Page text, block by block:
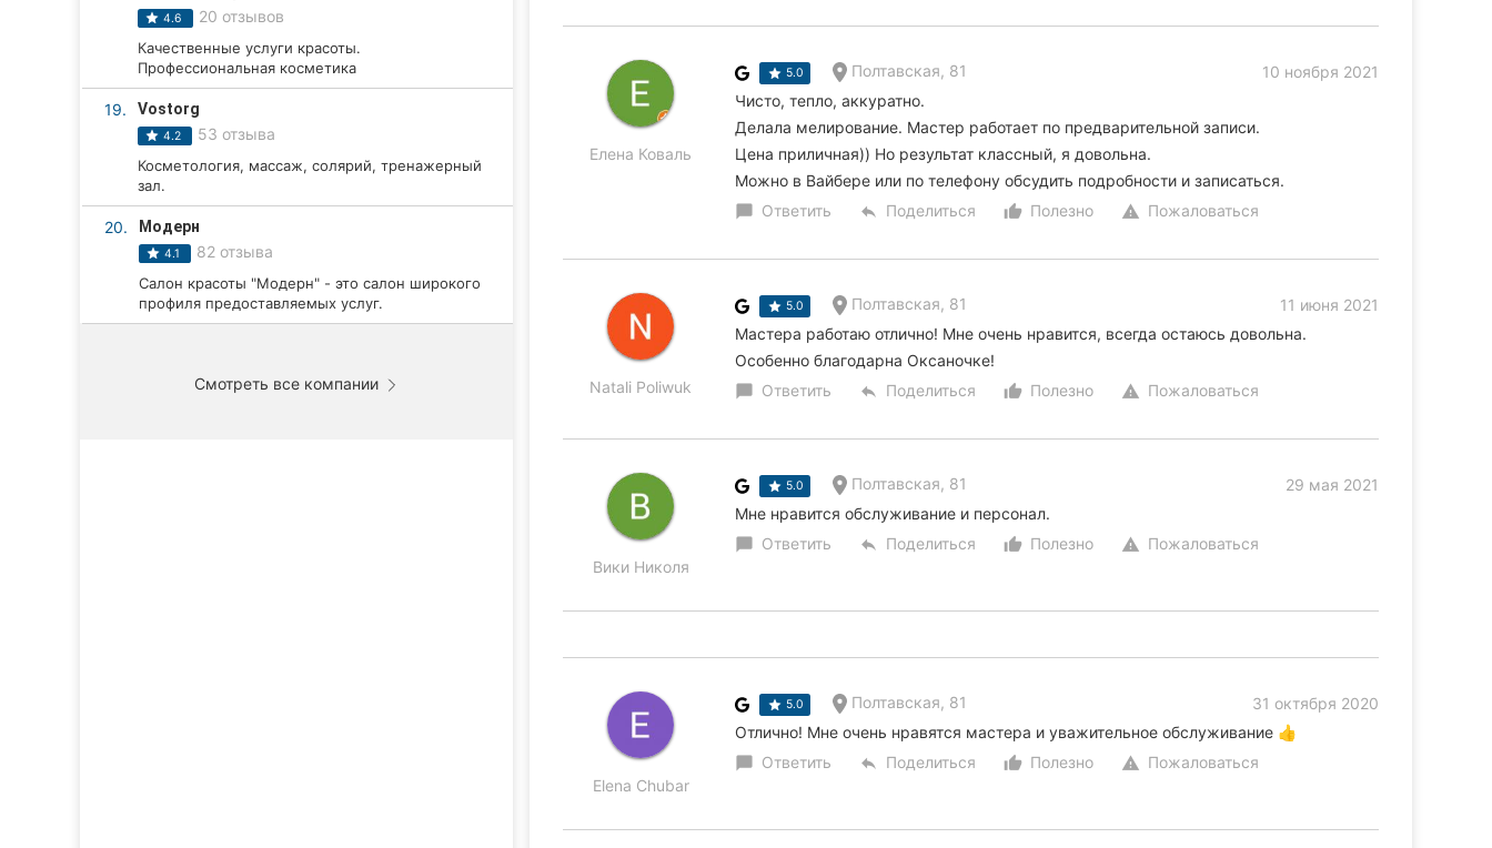
4.6 20 отзывов
Качественные услуги красоты.
Профессиональная косметика
19. Vostorg
4.2 53 отзыва
Косметология, массаж, солярий, тренажерный
зал.
20. Модерн
4.1 82 отзыва
Салон красоты "Модерн" - это салон широкого
профиля предоставляемых услуг.
Смотреть все компании
Елена Коваль
5.0 Полтавская, 81
10 ноября 2021
Чисто, тепло, аккуратно.
Делала мелирование. Мастер работает по предварительной записи.
Цена приличная)) Но результат классный, я довольна.
Можно в Вайбере или по телефону обсудить подробности и записаться.
chat_bubble Ответить reply Поделиться thumb_up_alt
Полезно warning Пожаловаться
Natali Poliwuk
5.0 Полтавская, 81
11 июня 2021
Мастера работаю отлично! Мне очень нравится, всегда остаюсь довольна.
Особенно благодарна Оксаночке!
chat_bubble Ответить reply Поделиться thumb_up_alt
Полезно warning Пожаловаться
Вики Николя
5.0 Полтавская, 81
29 мая 2021
Мне нравится обслуживание и персонал.
chat_bubble Ответить reply Поделиться thumb_up_alt
Полезно warning Пожаловаться
Elena Chubar
5.0 Полтавская, 81
31 октября 2020
Отлично! Мне очень нравятся мастера и уважительное обслуживание 👍
chat_bubble Ответить reply Поделиться thumb_up_alt
Полезно warning Пожаловаться